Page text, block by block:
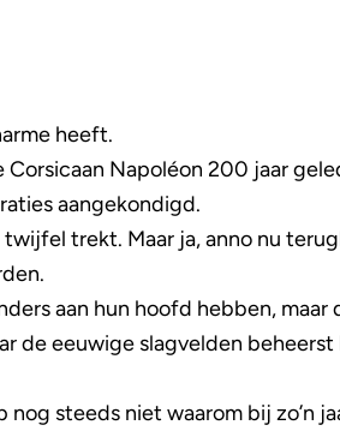
heeft.
Napoléon 200 jaar
aangekondigd.
trekt. Maar ja, anno nu
aan hun hoofd hebben, maar
de eeuwige slagvelden
steeds niet waarom bij zo’n